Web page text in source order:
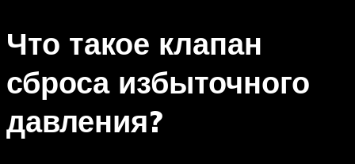
Что такое клапан
сброса избыточного
давления?